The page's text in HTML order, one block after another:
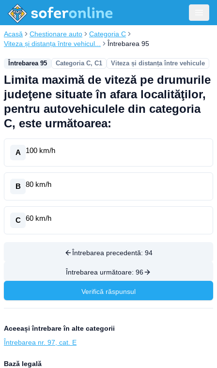
Acasă Chestionare auto
Categoria C
Viteza și distanța între vehicul...
Întrebarea 95
Întrebarea 95 Categoria C, C1 Viteza și distanța între vehicule
Limita maximă de viteză pe drumurile
judeţene situate în afara localităţilor,
pentru autovehiculele din categoria
C, este următoarea:
A 100 km/h
B 80 km/h
C 60 km/h
Întrebarea precedentă: 94
Întrebarea următoare: 96
Verifică răspunsul
Aceeași întrebare în alte categorii
Întrebarea nr. 97, cat. E
Bază legală